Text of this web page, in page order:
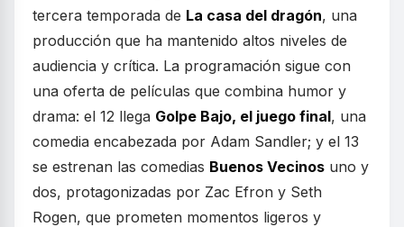
tercera temporada de La casa del dragón, una
producción que ha mantenido altos niveles de
audiencia y crítica. La programación sigue con
una oferta de películas que combina humor y
drama: el 12 llega Golpe Bajo, el juego final, una
comedia encabezada por Adam Sandler; y el 13
se estrenan las comedias Buenos Vecinos uno y
dos, protagonizadas por Zac Efron y Seth
Rogen, que prometen momentos ligeros y